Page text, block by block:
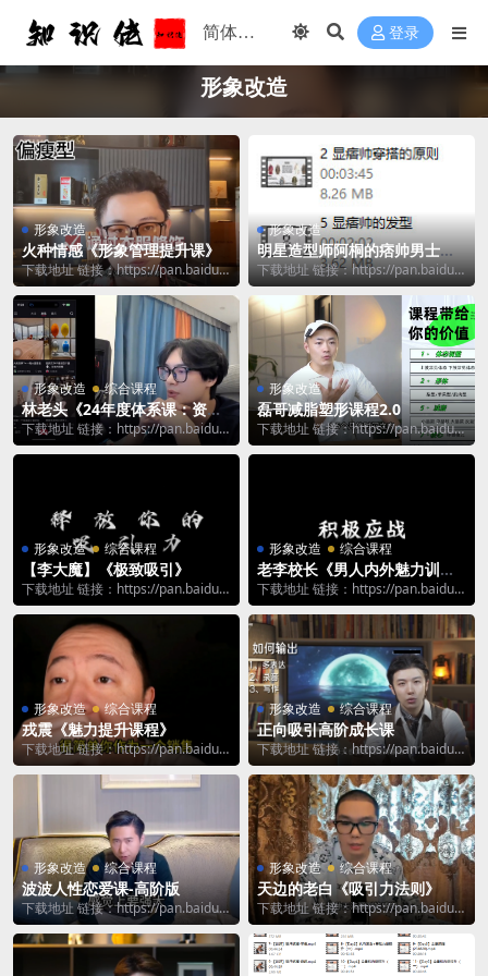
登录
形象改造
形象改造
火种情感《形象管理提升课》
下载地址 链接：https://pan.baidu.c
om/s/1QT_R_NT...
形象改造
明星造型师阿桐的痞帅男士形
象战略咨询
下载地址 链接：https://pan.baidu.c
om/s/1py_RMHg...
形象改造 综合课程
林老头《24年度体系课：资源
收集与形象入门》
下载地址 链接：https://pan.baidu.c
om/s/1X9c_3tP...
形象改造
磊哥减脂塑形课程2.0
下载地址 链接：https://pan.baidu.c
om/s/1K9FKf4k...
形象改造 综合课程
【李大魔】《极致吸引》
下载地址 链接：https://pan.baidu.c
om/s/13tCiO9E...
形象改造 综合课程
老李校长《男人内外魅力训练
营》
下载地址 链接：https://pan.baidu.c
om/s/1ZPz_c9v...
形象改造 综合课程
戎震《魅力提升课程》
下载地址 链接：https://pan.baidu.c
om/s/1Q3wmAjE...
形象改造 综合课程
正向吸引高阶成长课
下载地址 链接：https://pan.baidu.c
om/s/1eh0KB6r...
形象改造 综合课程
波波人性恋爱课-高阶版
下载地址 链接：https://pan.baidu.c
om/s/171eoN8u...
形象改造 综合课程
天边的老白《吸引力法则》
下载地址 链接：https://pan.baidu.c
om/s/1w49HLsB...